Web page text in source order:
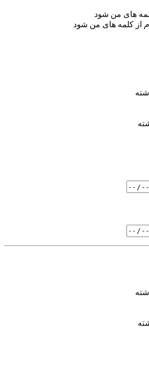
های من شود
از کلمه های من شود